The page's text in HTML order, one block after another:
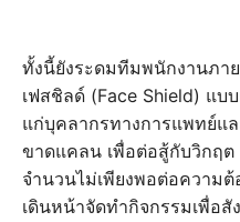
ทั้งนี้ยังระดมทีมพนักงานภา
เฟสชิลด์ (Face Shield) แบ
แก่บุคลากรทางการแพทย์แ
ขาดแคลน เพื่อต่อสู้กับวิกฤต
จำนวนไม่เพียงพอต่อความ
เดินหน้าจัดทำกิจกรรมเพื่อ